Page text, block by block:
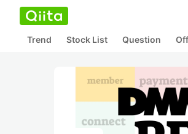
Trend Stock List Question